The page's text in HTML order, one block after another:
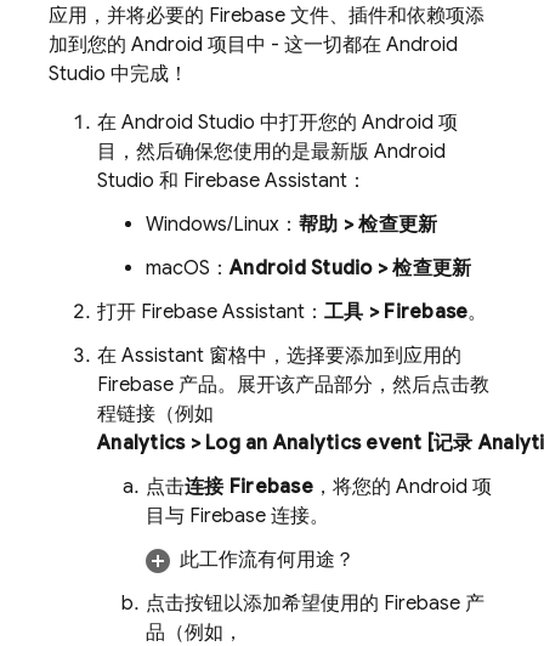
应用，并将必要的 Firebase 文件、插件和依赖项添
加到您的 Android 项目中 - 这一切都在 Android
Studio 中完成！
在 Android Studio 中打开您的 Android 项
目，然后确保您使用的是最新版 Android
Studio 和 Firebase Assistant：
Windows/Linux： 帮助 > 检查更新
macOS：Android Studio > 检查更新
打开 Firebase Assistant： 工具 > Firebase。
在 Assistant 窗格中，选择要添加到应用的
Firebase 产品。展开该产品部分，然后点击教
程链接（例如
Analytics> Log an Analytics event [记录
点击连接 Firebase，将您的 Android 项
目与 Firebase 连接。
此工作流有何用途？
点击按钮以添加希望使用的 Firebase 产
品（例如，